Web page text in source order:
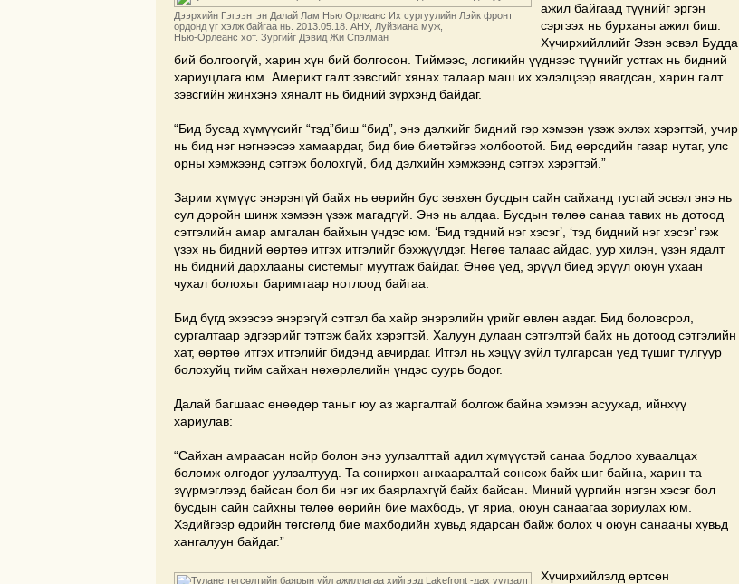
Дээрхийн Гэгээнтэн Далай Лам Нью Орлеанс Их сургуулийн Лэйк фронт
ордонд үг хэлж байгаа нь. 2013.05.18. АНУ, Луйзиана муж,
Нью-Орлеанс хот. Зургийг Дэвид Жи Спэлман
ажил байгаад түүнийг эргэн
сэргээх нь бурханы ажил биш.
Хүчирхийллийг Эзэн эсвэл Будда
бий болгоогүй, харин хүн бий болгосон. Тиймээс, логикийн үүднээс түүнийг устгах нь бидний
хариуцлага юм. Америкт галт зэвсгийг хянах талаар маш их хэлэлцээр явагдсан, харин галт
зэвсгийн жинхэнэ хяналт нь бидний зүрхэнд байдаг.
“Бид бусад хүмүүсийг “тэд”биш “бид”, энэ дэлхийг бидний гэр хэмээн үзэж эхлэх хэрэгтэй, учир
нь бид нэг нэгнээсээ хамаардаг, бид бие биетэйгээ холбоотой. Бид өөрсдийн газар нутаг, улс
орны хэмжээнд сэтгэж болохгүй, бид дэлхийн хэмжээнд сэтгэх хэрэгтэй.”
Зарим хүмүүс энэрэнгүй байх нь өөрийн бус зөвхөн бусдын сайн сайханд тустай эсвэл энэ нь
сул доройн шинж хэмээн үзэж магадгүй. Энэ нь алдаа. Бусдын төлөө санаа тавих нь дотоод
сэтгэлийн амар амгалан байхын үндэс юм. ‘Бид тэдний нэг хэсэг’, ‘тэд бидний нэг хэсэг’ гэж
үзэх нь бидний өөртөө итгэх итгэлийг бэхжүүлдэг. Нөгөө талаас айдас, уур хилэн, үзэн ядалт
нь бидний дархлааны системыг муутгаж байдаг. Өнөө үед, эрүүл биед эрүүл оюун ухаан
чухал болохыг баримтаар нотлоод байгаа.
Бид бүгд эхээсээ энэрэгүй сэтгэл ба хайр энэрэлийн үрийг өвлөн авдаг. Бид боловсрол,
сургалтаар эдгээрийг тэтгэж байх хэрэгтэй. Халуун дулаан сэтгэлтэй байх нь дотоод сэтгэлийн
хат, өөртөө итгэх итгэлийг бидэнд авчирдаг. Итгэл нь хэцүү зүйл тулгарсан үед түшиг тулгуур
болохуйц тийм сайхан нөхөрлөлийн үндэс суурь бодог.
Далай багшаас өнөөдөр таныг юу аз жаргалтай болгож байна хэмээн асуухад, ийнхүү
хариулав:
“Сайхан амраасан нойр болон энэ уулзалттай адил хүмүүстэй санаа бодлоо хуваалцах
боломж олгодог уулзалтууд. Та сонирхон анхааралтай сонсож байх шиг байна, харин та
зүүрмэглээд байсан бол би нэг их баярлахгүй байх байсан. Миний үүргийн нэгэн хэсэг бол
бусдын сайн сайхны төлөө өөрийн бие махбодь, үг яриа, оюун санаагаа зориулах юм.
Хэдийгээр өдрийн төгсгөлд бие махбодийн хувьд ядарсан байж болох ч оюун санааны хувьд
хангалуун байдаг.”
Хүчирхийлэлд өртсөн